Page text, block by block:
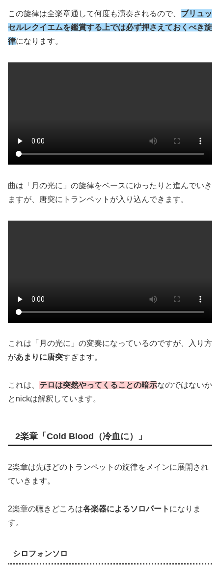
この旋律は全楽章通して何度も演奏されるので、 ブリュッ
セルレクイエムを鑑賞する上では必ず押さえておくべき旋
律になります。
曲は「月の光に」の旋律をベースにゆったりと進んでいき
ますが、唐突にトランペットが入り込んできます。
これは「月の光に」の変奏になっているのですが、入り方
があまりに唐突すぎます。
これは、 テロは突然やってくることの暗示なのではないか
とnickは解釈しています。
2楽章「Cold Blood（冷血に）」
2楽章は先ほどのトランペットの旋律をメインに展開され
ていきます。
2楽章の聴きどころは各楽器によるソロパート になりま
す。
シロフォンソロ